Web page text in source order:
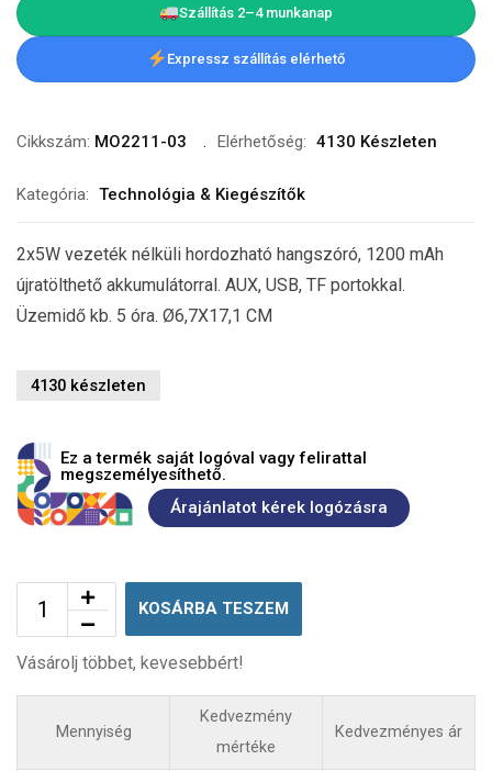
Szállítás 2–4 munkanap
Expressz szállítás elérhető
Cikkszám: MO2211-03 Elérhetőség: 4130 Készleten
Kategória: Technológia & Kiegészítők
2x5W vezeték nélküli hordozható hangszóró, 1200 mAh
újratölthető akkumulátorral. AUX, USB, TF portokkal.
Üzemidő kb. 5 óra. Ø6,7X17,1 CM
4130 készleten
Ez a termék saját logóval vagy felirattal
megszemélyesíthető.
Árajánlatot kérek logózásra
KOSÁRBA TESZEM
Vásárolj többet, kevesebbért!
Mennyiség
Kedvezmény
mértéke
Kedvezményes ár